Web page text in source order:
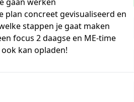
plan concreet gevisualiseerd en
stappen je gaat maken
focus 2 daagse en ME-time
kan opladen!